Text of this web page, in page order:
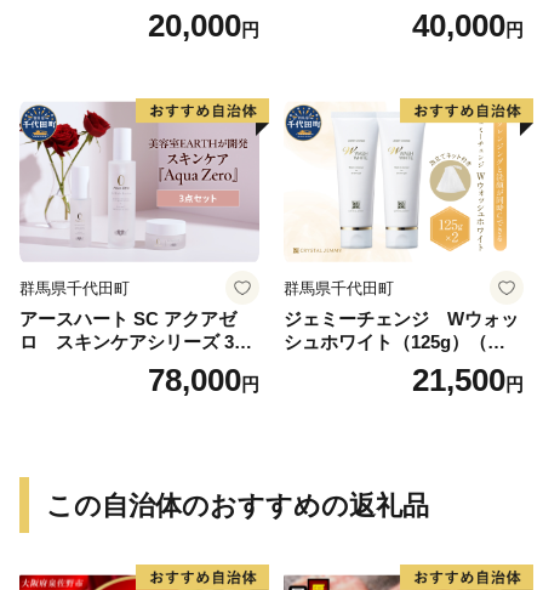
20,000円 40,000円
群馬県千代田町
アースハート SC アクアゼ
ロ スキンケアシリーズ 3点
78,000円
群馬県千代田町
ジェミーチェンジ Wウォッ
シュホワイト（125g）（泡立
てネット付）×2本 群馬県 千
21,500円
この自治体のおすすめの返礼品